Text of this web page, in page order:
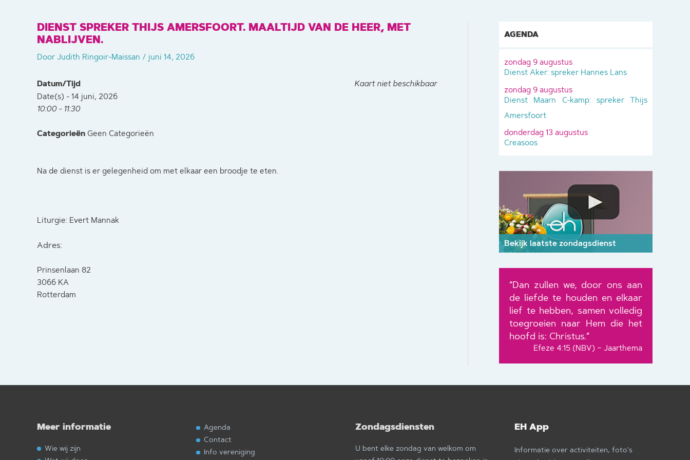
DIENST SPREKER THIJS AMERSFOORT. MAALTIJD VAN DE HEER, MET
NABLIJVEN.
Door Judith Ringoir-Maissan / juni 14, 2026
Kaart niet beschikbaar
Datum/Tijd
Date(s) - 14 juni, 2026
10:00 - 11:30
Categorieën Geen Categorieën
Na de dienst is er gelegenheid om met elkaar een broodje te eten.
Liturgie: Evert Mannak
Adres:
Prinsenlaan 82
3066 KA
Rotterdam
AGENDA
zondag 9 augustus
Dienst Aker: spreker Hannes Lans
zondag 9 augustus
Dienst Maarn C-kamp: spreker Thijs
Amersfoort
donderdag 13 augustus
Creasoos
Bekijk laatste zondagsdienst
“Dan zullen we, door ons aan
de liefde te houden en elkaar
lief te hebben, samen volledig
toegroeien naar Hem die het
hoofd is: Christus.”
Efeze 4:15 (NBV) – Jaarthema
Meer informatie
Wie wij zijn
Agenda
Contact
Info vereniging
Zondagsdiensten
U bent elke zondag van welkom om
EH App
Informatie over activiteiten, foto's